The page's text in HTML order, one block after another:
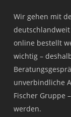
Wir gehen mit
online bestellt
wichtig –
unverbindliche
Fischer Gruppe
werden.